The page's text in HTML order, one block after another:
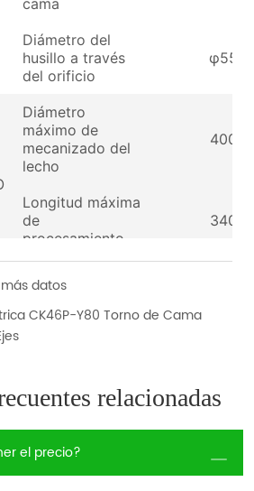
datos
CK46P-Y80 Torno de Cama
relacionadas
el precio?